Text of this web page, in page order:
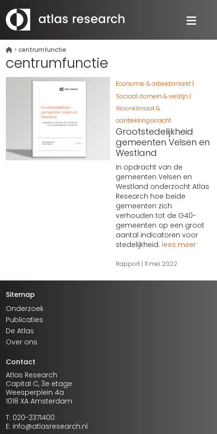
> centrumfunctie
centrumfunctie
Economie & arbeidsmarkt
Sociaal domein & welzijn
Woonklimaat &
aantrekkingskracht
Grootstedelijkheid
gemeenten Velsen en
Westland
In opdracht van de
gemeenten Velsen en
Westland onderzocht Atlas
Research hoe beide
gemeenten zich
verhouden tot de G40-
gemeenten op een groot
aantal indicatoren voor
stedelijkheid. lees meer
Rapport 11 mei 2022
Sitemap
Onderzoek
Publicaties
De Atlas
Over ons
Contact
Atlas Research
Capital C, 3e etage
Weesperplein 4a
1018 XA Amsterdam
T: 020-2371400
E: info@atlasresearch.nl